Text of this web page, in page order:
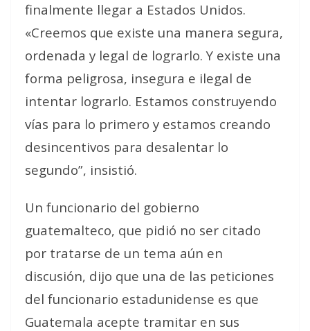
finalmente llegar a Estados Unidos.
«Creemos que existe una manera segura,
ordenada y legal de lograrlo. Y existe una
forma peligrosa, insegura e ilegal de
intentar lograrlo. Estamos construyendo
vías para lo primero y estamos creando
desincentivos para desalentar lo
segundo”, insistió.
Un funcionario del gobierno
guatemalteco, que pidió no ser citado
por tratarse de un tema aún en
discusión, dijo que una de las peticiones
del funcionario estadunidense es que
Guatemala acepte tramitar en sus